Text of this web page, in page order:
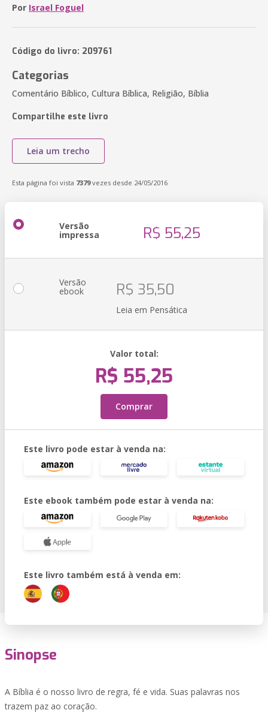
Por Israel Foguel
Código do livro: 209761
Categorias
Comentário Bíblico, Cultura Bíblica, Religião, Bíblia
Compartilhe este livro
Leia um trecho
Esta página foi vista 7379vezes desde 24/05/2016
Versão
impressa R$ 55,25
Versão
ebook R$ 35,50
Leia em Pensática
Valor total:
R$ 55,25
Comprar
Este livro pode estar à venda na:
Este ebook também pode estar à venda na:
Este livro também está à venda em:
Sinopse
A Bíblia é o nosso livro de regra, fé e vida. Suas palavras nos
trazem paz ao coração.